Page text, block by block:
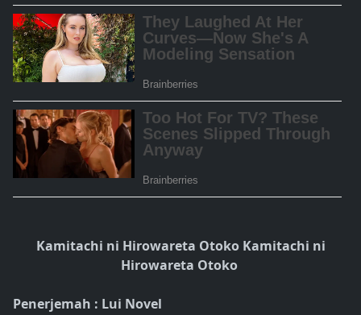
Kamitachi ni Hirowareta Otoko Kamitachi ni
Hirowareta Otoko
Penerjemah : Lui Novel